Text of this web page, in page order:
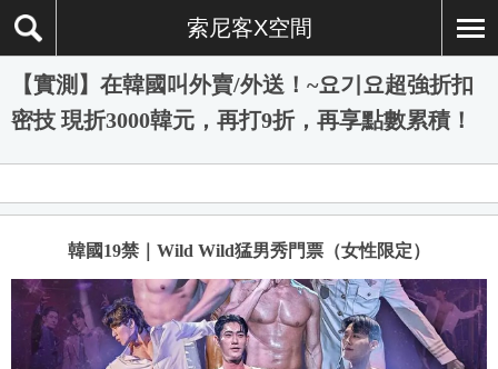
索尼客X空間
【實測】在韓國叫外賣/外送！~요기요超強折扣
密技 現折3000韓元，再打9折，再享點數累積！
韓國19禁｜Wild Wild猛男秀門票（女性限定）